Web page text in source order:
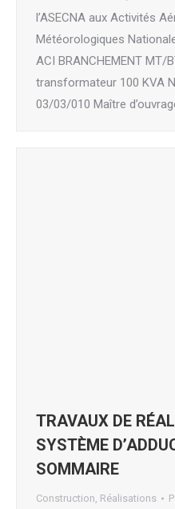
l’ASECNA aux Activités
Météorologiques
ACI BRANCHEMENT MT/
transformateur 100 KVA
03/03/010 Maître
TRAVAUX DE
SYSTÈME
SOMMAIRE
Construction, Réalisations